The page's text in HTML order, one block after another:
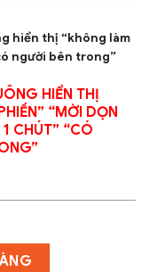
hiển thị “không làm
người bên trong”
HIỂN THỊ
“MỜI DỌN
CHÚT” “CÓ
"mời dọn